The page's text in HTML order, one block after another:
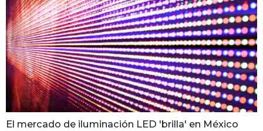
El mercado de iluminación LED 'brilla' en México